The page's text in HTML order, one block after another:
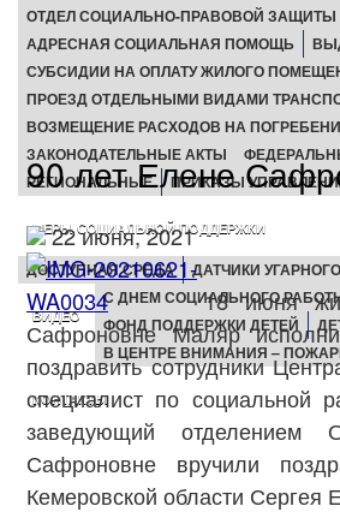
ОТДЕЛ СОЦИАЛЬНО-ПРАВОВОЙ ЗАЩИТЫ
АДРЕСНАЯ СОЦИАЛЬНАЯ ПОМОЩЬ
СУБСИДИИ НА ОПЛАТУ ЖИЛОГО
ПРОЕЗД ОТДЕЛЬНЫМИ ВИДАМИ
ВОЗМЕЩЕНИЕ РАСХОДОВ НА
ЗАКОНОДАТЕЛЬНЫЕ АКТЫ
РЕГИОНАЛЬНЫЕ
ПРИКАЗЫ
МЕРЫ СОЦИАЛЬНОЙ ПОДДЕРЖКИ
ДОСТУПНАЯ СРЕДА ДАТЧИКИ
ВИДЕО
С ДНЕМ СОЦИАЛЬНОГО
ФОНД ПОДДЕРЖКИ ДЕТЕЙ
В ЦЕНТРЕ ВНИМАНИЯ –
КОНТАКТЫ
90 лет Елене
22 июня, 2021
18 июня
Сафроновне Маляр
поздравить сотрудники
специалист по социальной
заведующий отделением
Сафроновне вручили
Кемеровской области Сергея